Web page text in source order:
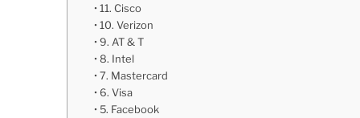
11. Cisco
10. Verizon
9. AT & T
8. Intel
7. Mastercard
6. Visa
5. Facebook